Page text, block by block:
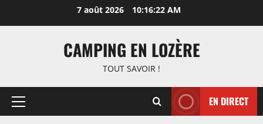
7 août 2026 10:16:22 AM
CAMPING EN LOZÈRE
TOUT SAVOIR !
Menu
EN DIRECT